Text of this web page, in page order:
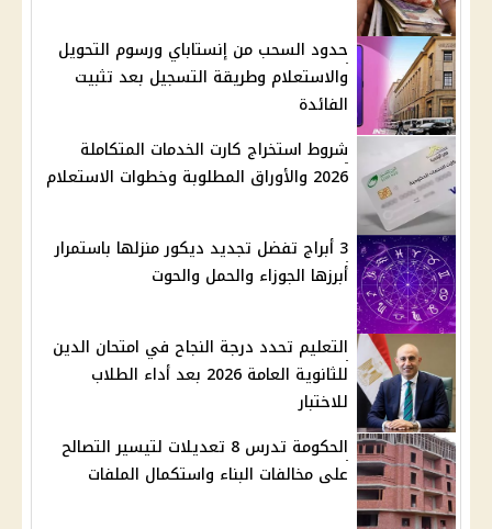
حدود السحب من إنستاباي ورسوم التحويل
والاستعلام وطريقة التسجيل بعد تثبيت
الفائدة
شروط استخراج كارت الخدمات المتكاملة
2026 والأوراق المطلوبة وخطوات الاستعلام
3 أبراج تفضل تجديد ديكور منزلها باستمرار
أبرزها الجوزاء والحمل والحوت
التعليم تحدد درجة النجاح في امتحان الدين
للثانوية العامة 2026 بعد أداء الطلاب
للاختبار
الحكومة تدرس 8 تعديلات لتيسير التصالح
على مخالفات البناء واستكمال الملفات